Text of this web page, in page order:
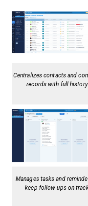
Centralizes contacts and
records with full history.
Manages tasks and
keep follow-ups on